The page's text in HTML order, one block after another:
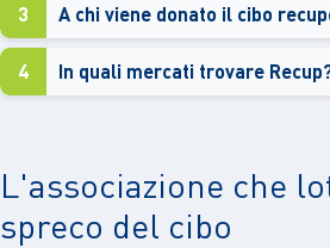
3 A chi viene donato il cibo
4 In quali mercati trovare
L'associazione che
spreco del cibo